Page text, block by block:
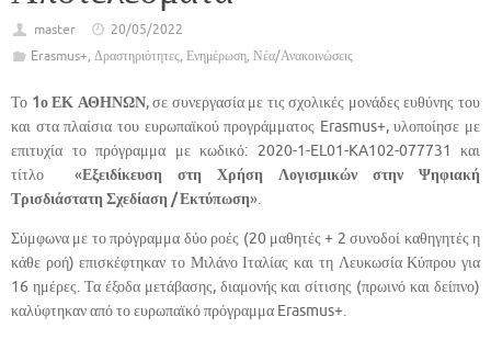
master
20/05/2022
Erasmus+, Δραστηριότητες, Ενημέρωση, Νέα/Ανακοινώσεις
Το 1ο ΕΚ ΑΘΗΝΩΝ, σε συνεργασία με τις σχολικές μονάδες ευθύνης του
και στα πλαίσια του ευρωπαϊκού προγράμματος Erasmus+, υλοποίησε με
επιτυχία το πρόγραμμα με κωδικό: 2020-1-EL01-KA102-077731 και
τίτλο «Εξειδίκευση στη Χρήση Λογισμικών στην Ψηφιακή
Τρισδιάστατη Σχεδίαση / Εκτύπωση».
Σύμφωνα με το πρόγραμμα δύο ροές (20 μαθητές + 2 συνοδοί καθηγητές η
κάθε ροή) επισκέφτηκαν το Μιλάνο Ιταλίας και τη Λευκωσία Κύπρου για
16 ημέρες. Τα έξοδα μετάβασης, διαμονής και σίτισης (πρωινό και δείπνο)
καλύφτηκαν από το ευρωπαϊκό πρόγραμμα Erasmus+.